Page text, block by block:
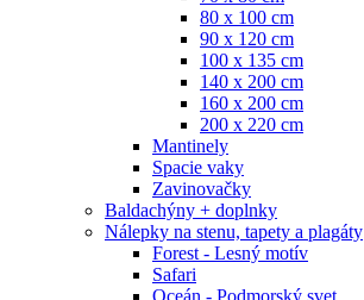
80 x 100 cm
90 x 120 cm
100 x 135 cm
140 x 200 cm
160 x 200 cm
200 x 220 cm
Mantinely
Spacie vaky
Zavinovačky
Baldachýny + doplnky
Nálepky na stenu, tapety a plagáty
Forest - Lesný motív
Safari
Oceán - Podmorský svet